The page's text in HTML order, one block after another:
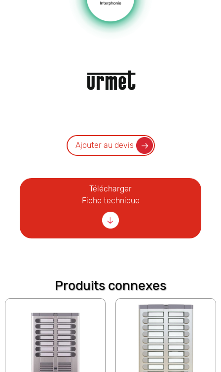
Ajouter au devis
Télécharger
Fiche technique
Produits connexes